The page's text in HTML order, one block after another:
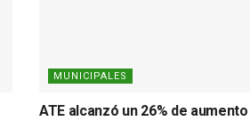
MUNICIPALES
ATE alcanzó un 26% de aumento